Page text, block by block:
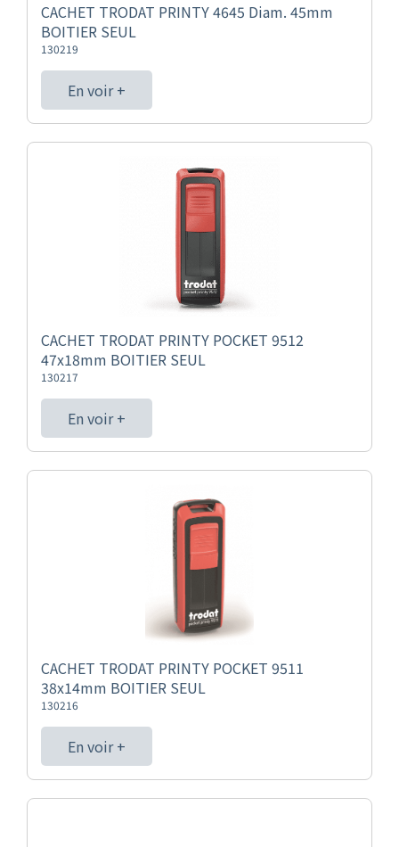
CACHET TRODAT PRINTY 4645 Diam. 45mm
BOITIER SEUL
130219
En voir +
CACHET TRODAT PRINTY POCKET 9512
47x18mm BOITIER SEUL
130217
En voir +
CACHET TRODAT PRINTY POCKET 9511
38x14mm BOITIER SEUL
130216
En voir +